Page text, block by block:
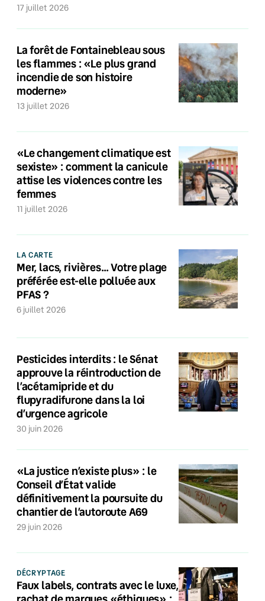
17 juillet 2026
La forêt de Fontainebleau sous
les flammes : «Le plus grand
incendie de son histoire
moderne»
13 juillet 2026
«Le changement climatique est
sexiste» : comment la canicule
attise les violences contre les
femmes
11 juillet 2026
LA CARTE
Mer, lacs, rivières… Votre plage
préférée est-elle polluée aux
PFAS ?
6 juillet 2026
Pesticides interdits : le Sénat
approuve la réintroduction de
l’acétamipride et du
flupyradifurone dans la loi
d’urgence agricole
30 juin 2026
«La justice n’existe plus» : le
Conseil d’État valide
définitivement la poursuite du
chantier de l’autoroute A69
29 juin 2026
DÉCRYPTAGE
Faux labels, contrats avec le luxe,